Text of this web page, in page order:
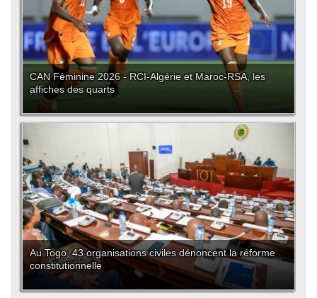
CAN Féminine 2026 - RCI-Algérie et Maroc-RSA, les
affiches des quarts
Au Togo, 43 organisations civiles dénoncent la réforme
constitutionnelle